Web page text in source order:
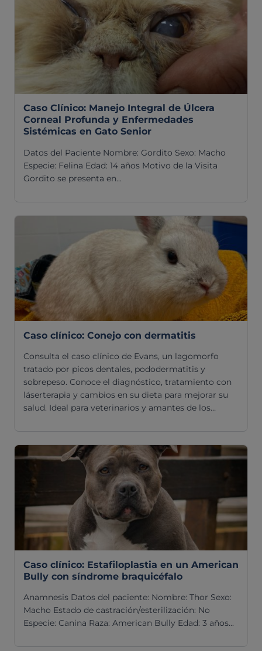
Todos los servicios
Animales Exóticos
Todas las especialidades
Caso Clínico: Manejo Integral de Úlcera
Corneal Profunda y Enfermedades
Sistémicas en Gato Senior
Datos del Paciente Nombre: Gordito Sexo: Macho
Especie: Felina Edad: 14 años Motivo de la Visita
Gordito se presenta en...
Caso clínico: Conejo con dermatitis
Consulta el caso clínico de Evans, un lagomorfo
tratado por picos dentales, pododermatitis y
sobrepeso. Conoce el diagnóstico, tratamiento con
láserterapia y cambios en su dieta para mejorar su
salud. Ideal para veterinarios y amantes de los
Caso clínico: Estafiloplastia en un American
Bully con síndrome braquicéfalo
Anamnesis Datos del paciente: Nombre: Thor Sexo:
Macho Estado de castración/esterilización: No
Especie: Canina Raza: American Bully Edad: 3 años...